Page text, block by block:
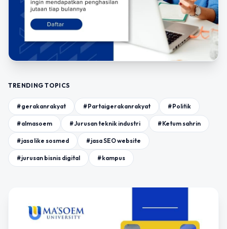
TRENDING TOPICS
#gerakanrakyat #Partaigerakanrakyat #Politik
#almasoem #Jurusan teknik industri #Ketum sahrin
#jasa like sosmed #jasa SEO website
#jurusan bisnis digital #kampus